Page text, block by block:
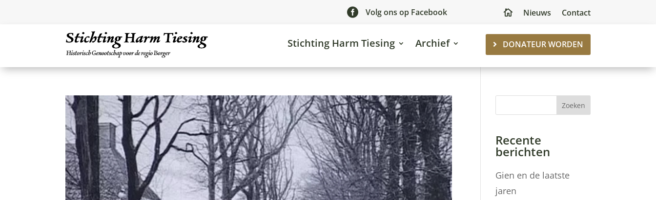
 Volg ons op Facebook  Nieuws Contact
Stichting Harm Tiesing Archief DONATEUR WORDEN
Zoeken
Recente
berichten
Gien en de laatste
jaren